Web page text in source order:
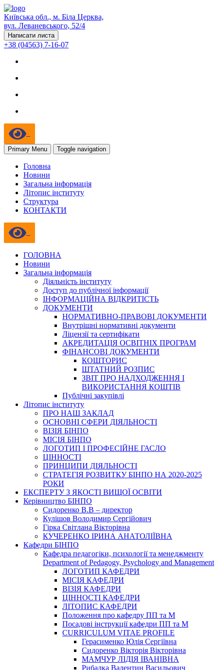
Київська обл., м. Біла Церква,
вул. Леваневського, 52/4
Написати листа
+38 (04563) 7-16-07
Primary Menu Toggle navigation
Головна
Новини
Загальна інформація
Літопис інституту
Структура
КОНТАКТИ
ГОЛОВНА
Новини
Загальна інформація
Діяльність інституту
Доступ до публічної інформації
ІНФОРМАЦІЙНА ВІДКРИТІСТЬ
ДОКУМЕНТИ
НОРМАТИВНО-ПРАВОВІ ДОКУМЕНТИ
Внутрішні нормативні документи
Ліцензії та сертифікати
АКРЕДИТАЦІЯ ОСВІТНІХ ПРОГРАМ
ФІНАНСОВІ ДОКУМЕНТИ
КОШТОРИС
ШТАТНИЙ РОЗПИС
ЗВІТ ПРО НАДХОДЖЕННЯ І
ВИКОРИСТАННЯ КОШТІВ
Публічні закупівлі
Літопис інституту
ПРО НАШ ЗАКЛАД
ОСНОВНІ СФЕРИ ДІЯЛЬНОСТІ
ВІЗІЯ БІНПО
МІСІЯ БІНПО
ЛОГОТИП І ПРОФЕСІЙНЕ ГАСЛО
ЦІННОСТІ
ПРИНЦИПИ ДІЯЛЬНОСТІ
СТРАТЕГІЯ РОЗВИТКУ БІНПО НА 2020-2025
РОКИ
ЕКСПЕРТУ З ЯКОСТІ ВИЩОЇ ОСВІТИ
Керівництво БІНПО
Сидоренко В.В – директор
Кулішов Володимир Сергійович
Гірка Світлана Вікторівна
КУЧЕРЕНКО ІРИНА АНАТОЛІЇВНА
Кафедри БІНПО
Кафедра педагогіки, психології та менеджменту
Department of Pedagogy, Psychology and Management
ЛОГОТИП КАФЕДРИ
МІСІЯ КАФЕДРИ
ВІЗІЯ КАФЕДРИ
ЦІННОСТІ КАФЕДРИ
ЛІТОПИС КАФЕДРИ
Положення про кафедру ПП та М
Посадові інструкції кафедри ПП та М
CURRICULUM VITAE PROFILE
Герасименко Юлія Сергіївна
Сидоренко Вікторія Вікторівна
МАМЧУР ЛІДІЯ ІВАНІВНА
Рибалка Валентин Васильович